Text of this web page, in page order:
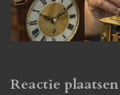
Reactie plaatsen